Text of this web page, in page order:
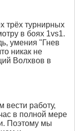
трёх турнирных
в боях 1vs1.
умения "Гнев
никак не
Волхвов в
работу,
в полной мере
Поэтому мы